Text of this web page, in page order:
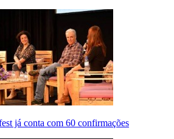
já conta com 60 confirmações